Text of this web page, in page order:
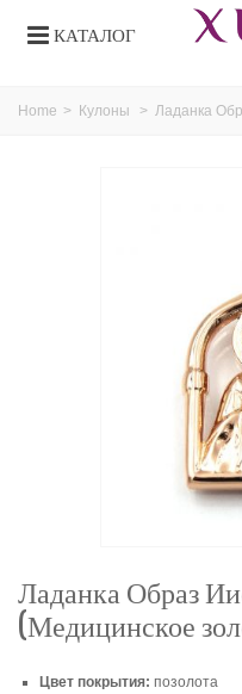
КАТАЛОГ
Home > Кулоны > Ладанка
Ладанка Образ
(Медицинское
Цвет покрытия: позолота